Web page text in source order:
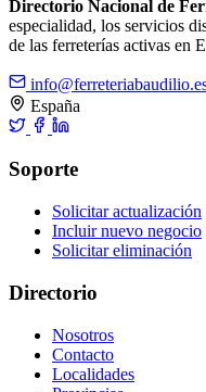
Directorio Nacional de
especialidad, los servicios
de las ferreterías activas en
España
Soporte
Solicitar actualización
Incluir nuevo negocio
Solicitar eliminación
Directorio
Nosotros
Contacto
Localidades